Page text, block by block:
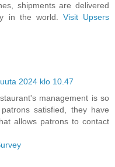
shipments are delivered
in the world. Visit Upsers
2024 klo 10.47
management is so
satisfied, they have
allows patrons to contact